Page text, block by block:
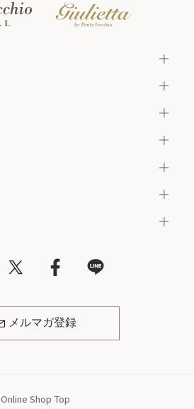
メルマガ登録
Online Shop Top